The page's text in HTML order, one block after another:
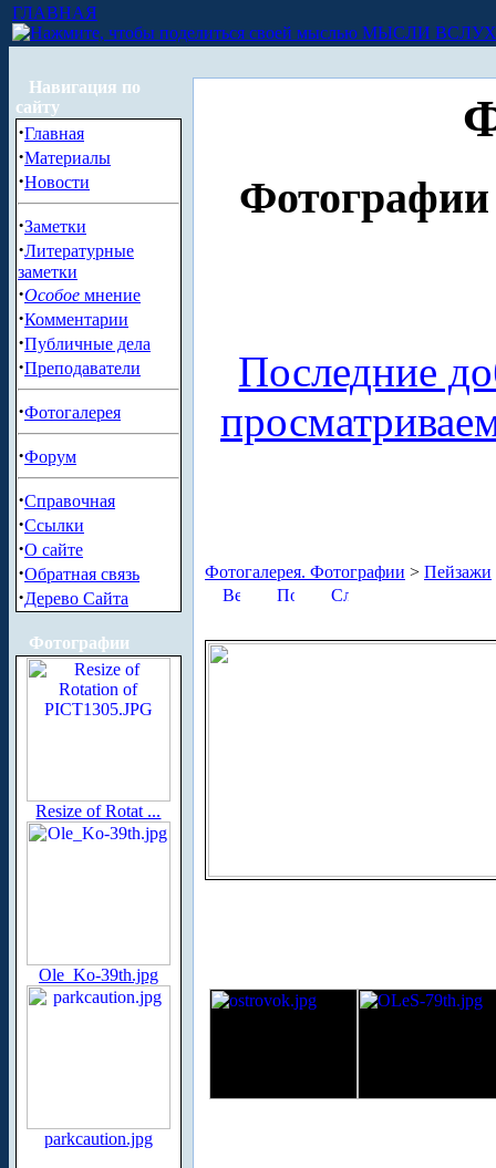
ГЛАВНАЯ
МЫСЛИ ВСЛУХ
Навигация по
сайту
·Главная
·Материалы
·Новости
·Заметки
·Литературные
заметки
·Особое мнение
·Комментарии
·Публичные дела
·Преподаватели
·Фотогалерея
·Форум
·Справочная
·Ссылки
·О сайте
·Обратная связь
·Дерево Сайта
Фотографии
Resize of Rotat ...
Ole_Ko-39th.jpg
parkcaution.jpg
Фотографии
Последние
Фотогалерея. Фотографии > Пейзажи